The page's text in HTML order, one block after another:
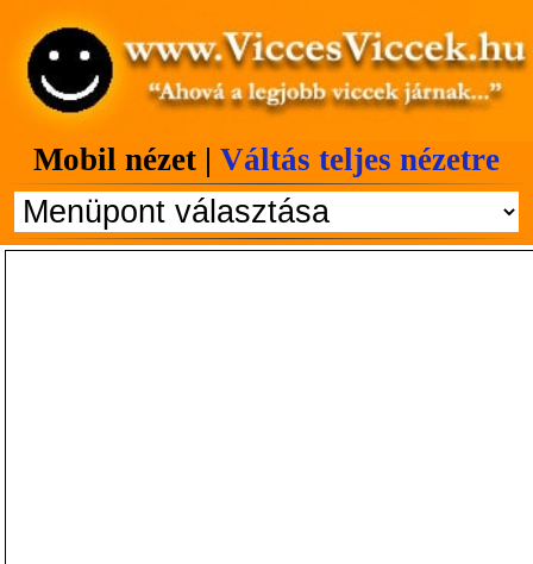
Mobil nézet | Váltás teljes nézetre